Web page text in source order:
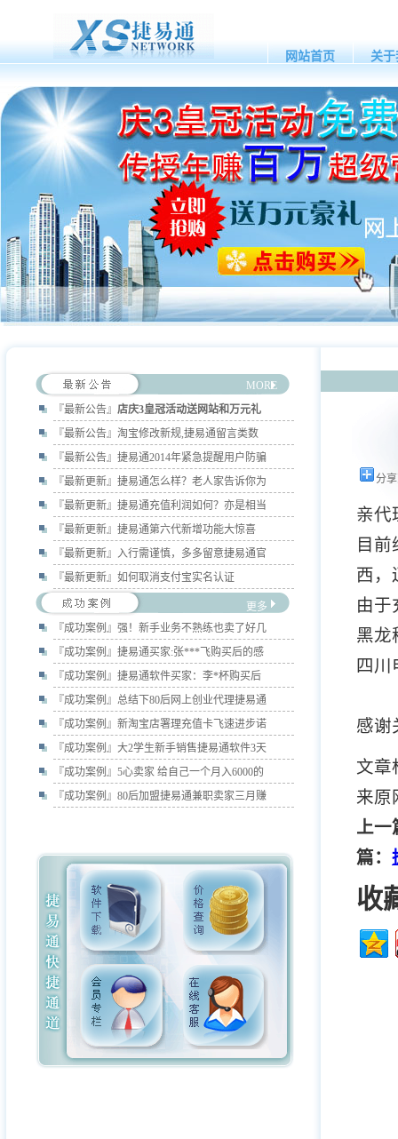
网站首页 关
MORE
『最新公告』 店庆3皇冠活动送网站和万元礼
『最新公告』 淘宝修改新规,捷易通留言类数
『最新公告』 捷易通2014年紧急提醒用户防骗
『最新更新』 捷易通怎么样？老人家告诉你为
『最新更新』 捷易通充值利润如何？亦是相当
『最新更新』 捷易通第六代新增功能大惊喜
『最新更新』 入行需谨慎，多多留意捷易通官
『最新更新』 如何取消支付宝实名认证
更多
『成功案例』 强！新手业务不熟练也卖了好几
『成功案例』 捷易通买家:张***飞购买后的感
『成功案例』 捷易通软件买家：李*杯购买后
『成功案例』 总结下80后网上创业代理捷易通
『成功案例』 新淘宝店署理充值卡飞速进步诺
『成功案例』 大2学生新手销售捷易通软件3天
『成功案例』 5心卖家 给自己一个月入6000的
『成功案例』 80后加盟捷易通兼职卖家三月赚
分
亲代
目
西，
由于
黑龙
四
感谢
文章
来原
上一
篇：
收